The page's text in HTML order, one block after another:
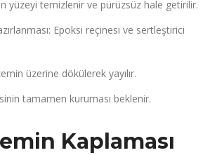
yüzeyi temizlenir ve pürüzsüz hale getirilir.
Epoksi reçinesi ve sertleştirici
üzerine dökülerek yayılır.
tamamen kuruması beklenir.
Kaplaması